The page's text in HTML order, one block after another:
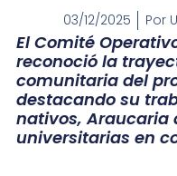
03/12/2025 Por
El Comité
reconoció la
comunitaria del
destacando su
nativos, Araucaria
universitarias en